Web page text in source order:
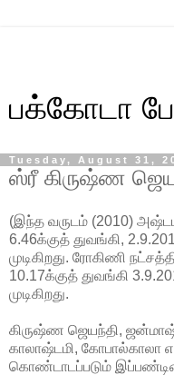
பக்கோடா
Tuesday, August 31,
ஸ்ரீ கிருஷ்ண
(இந்த வருடம் (2010)
6.46க்குத் துவங்கி,
முடிகிறது. ரோகிணி
10.17க்குத் துவங்கி
முடிகிறது.
கிருஷ்ண ஜெயந்தி,
காலாஷ்டமி, கோபால்காலா
கொண்டாடப்படும்